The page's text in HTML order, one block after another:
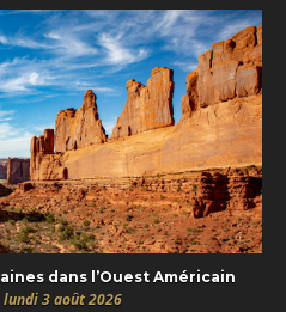
dans l’Ouest Américain
lundi 3 août 2026